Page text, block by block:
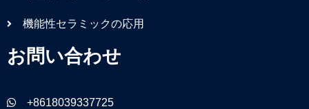
機能性セラミックの応用
お問い合わせ
+8618039337725